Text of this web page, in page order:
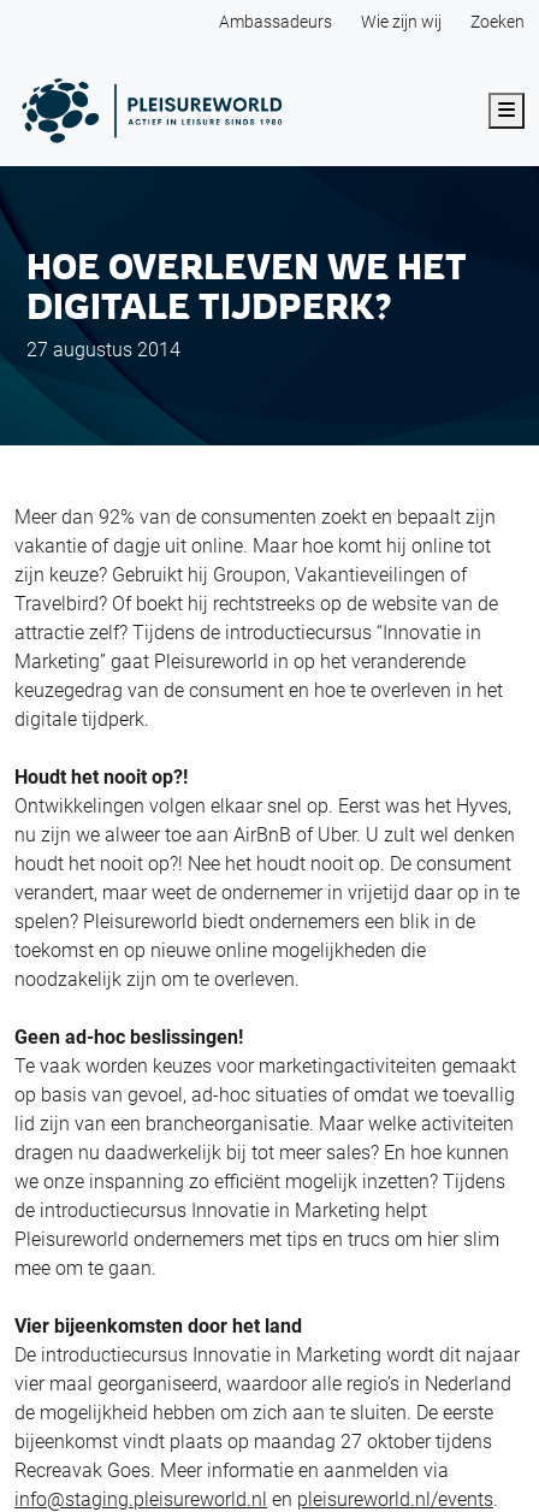
Ambassadeurs Wie zijn wij Zoeken
HOE OVERLEVEN WE HET
DIGITALE TIJDPERK?
27 augustus 2014
Meer dan 92% van de consumenten zoekt en bepaalt zijn
vakantie of dagje uit online. Maar hoe komt hij online tot
zijn keuze? Gebruikt hij Groupon, Vakantieveilingen of
Travelbird? Of boekt hij rechtstreeks op de website van de
attractie zelf? Tijdens de introductiecursus “Innovatie in
Marketing” gaat Pleisureworld in op het veranderende
keuzegedrag van de consument en hoe te overleven in het
digitale tijdperk.
Houdt het nooit op?!
Ontwikkelingen volgen elkaar snel op. Eerst was het Hyves,
nu zijn we alweer toe aan AirBnB of Uber. U zult wel denken
houdt het nooit op?! Nee het houdt nooit op. De consument
verandert, maar weet de ondernemer in vrijetijd daar op in te
spelen? Pleisureworld biedt ondernemers een blik in de
toekomst en op nieuwe online mogelijkheden die
noodzakelijk zijn om te overleven.
Geen ad-hoc beslissingen!
Te vaak worden keuzes voor marketingactiviteiten gemaakt
op basis van gevoel, ad-hoc situaties of omdat we toevallig
lid zijn van een brancheorganisatie. Maar welke activiteiten
dragen nu daadwerkelijk bij tot meer sales? En hoe kunnen
we onze inspanning zo efficiënt mogelijk inzetten? Tijdens
de introductiecursus Innovatie in Marketing helpt
Pleisureworld ondernemers met tips en trucs om hier slim
mee om te gaan.
Vier bijeenkomsten door het land
De introductiecursus Innovatie in Marketing wordt dit najaar
vier maal georganiseerd, waardoor alle regio’s in Nederland
de mogelijkheid hebben om zich aan te sluiten. De eerste
bijeenkomst vindt plaats op maandag 27 oktober tijdens
Recreavak Goes. Meer informatie en aanmelden via
info@staging.pleisureworld.nl en pleisureworld.nl/events.